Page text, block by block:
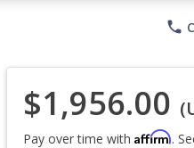
phone
$1,956.00
Pay over time with Affirm.